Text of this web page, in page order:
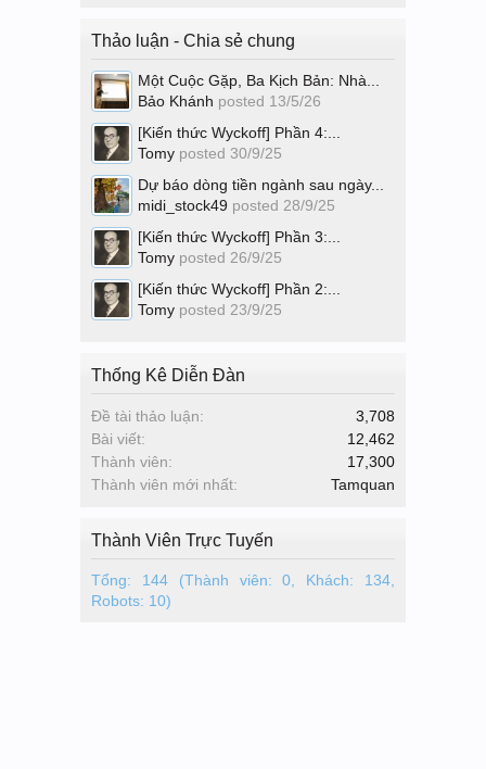
Thảo luận - Chia sẻ chung
Một Cuộc Gặp, Ba Kịch Bản: Nhà...
Bảo Khánh posted 13/5/26
[Kiến thức Wyckoff] Phần 4:...
Tomy posted 30/9/25
Dự báo dòng tiền ngành sau ngày...
midi_stock49 posted 28/9/25
[Kiến thức Wyckoff] Phần 3:...
Tomy posted 26/9/25
[Kiến thức Wyckoff] Phần 2:...
Tomy posted 23/9/25
Thống Kê Diễn Đàn
Đề tài thảo luận:
3,708
Bài viết:
12,462
Thành viên:
17,300
Thành viên mới nhất:
Tamquan
Thành Viên Trực Tuyến
Tổng: 144 (Thành viên: 0, Khách: 134,
Robots: 10)